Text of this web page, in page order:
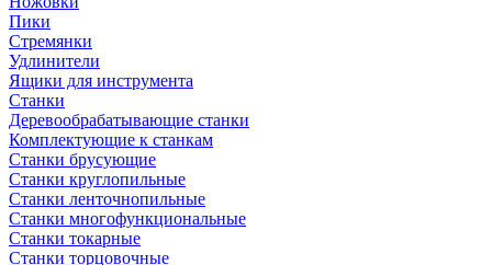
Пики
Стремянки
Удлинители
Ящики для инструмента
Станки
Деревообрабатывающие станки
Комплектующие к станкам
Станки брусующие
Станки круглопильные
Станки ленточнопильные
Станки многофункциональные
Станки токарные
Станки торцовочные